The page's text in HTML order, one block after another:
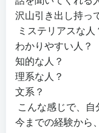
沢山引き出し持っ
ミステリアスな人
わかりやすい人？
知的な人？
理系な人？
文系？
こんな感じで、自
今までの経験から